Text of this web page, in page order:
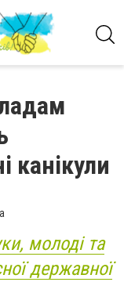
канікули
молоді та
державної